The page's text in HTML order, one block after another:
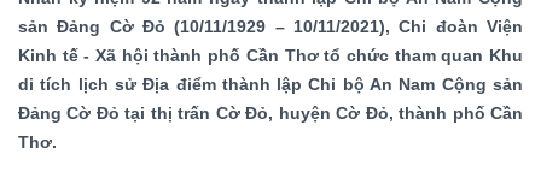
sản Đảng Cờ Đỏ (10/11/1929 – 10/11/2021), Chi đoàn Viện
Kinh tế - Xã hội thành phố Cần Thơ tổ chức tham quan Khu
di tích lịch sử Địa điểm thành lập Chi bộ An Nam Cộng sản
Đảng Cờ Đỏ tại thị trấn Cờ Đỏ, huyện Cờ Đỏ, thành phố Cần
Thơ.